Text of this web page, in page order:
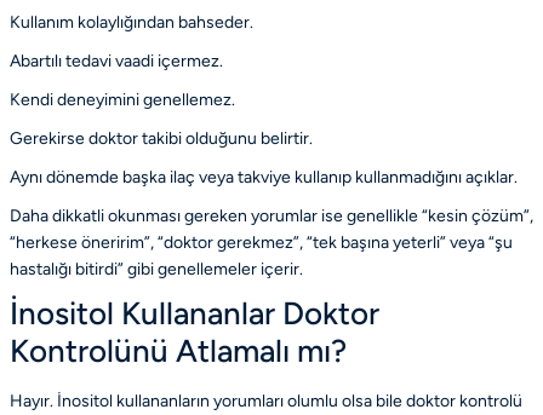
Kullanım kolaylığından bahseder.
Abartılı tedavi vaadi içermez.
Kendi deneyimini genellemez.
Gerekirse doktor takibi olduğunu belirtir.
Aynı dönemde başka ilaç veya takviye kullanıp kullanmadığını açıklar.
Daha dikkatli okunması gereken yorumlar ise genellikle “kesin çözüm”,
“herkese öneririm”, “doktor gerekmez”, “tek başına yeterli” veya “şu
hastalığı bitirdi” gibi genellemeler içerir.
İnositol Kullananlar Doktor
Kontrolünü Atlamalı mı?
Hayır. İnositol kullananların yorumları olumlu olsa bile doktor kontrolü